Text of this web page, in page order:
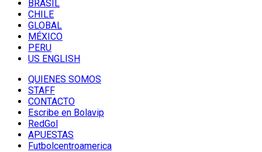
BRASIL
CHILE
GLOBAL
MÉXICO
PERU
US ENGLISH
QUIENES SOMOS
STAFF
CONTACTO
Escribe en Bolavip
RedGol
APUESTAS
Futbolcentroamerica